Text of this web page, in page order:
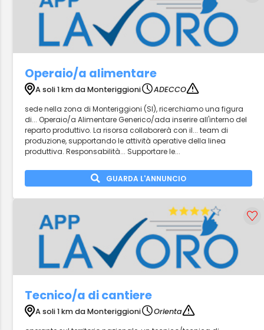
Operaio/a alimentare
A soli 1 km da Monteriggioni
ADECCO
sede nella zona di Monteriggioni (SI), ricerchiamo una figura
di... Operaio/a Alimentare Generico/ada inserire all'interno del
reparto produttivo. La risorsa collaborerà con il... team di
produzione, supportando le attività operative della linea
produttiva. Responsabilità... Supportare le...
GUARDA L'ANNUNCIO
Tecnico/a di cantiere
A soli 1 km da Monteriggioni
Orienta